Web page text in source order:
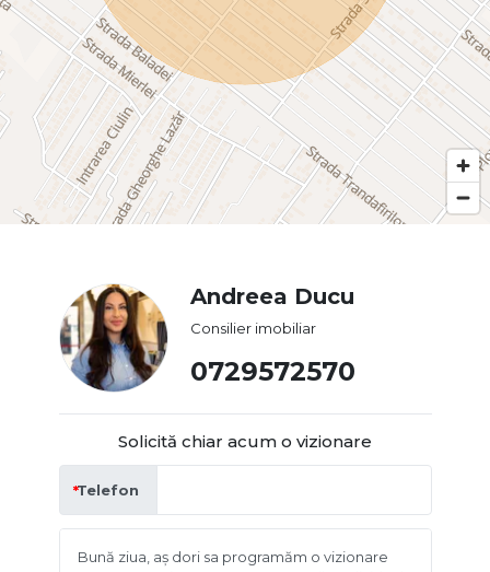
Andreea Ducu
Consilier imobiliar
0729572570
Solicită chiar acum o vizionare
Telefon